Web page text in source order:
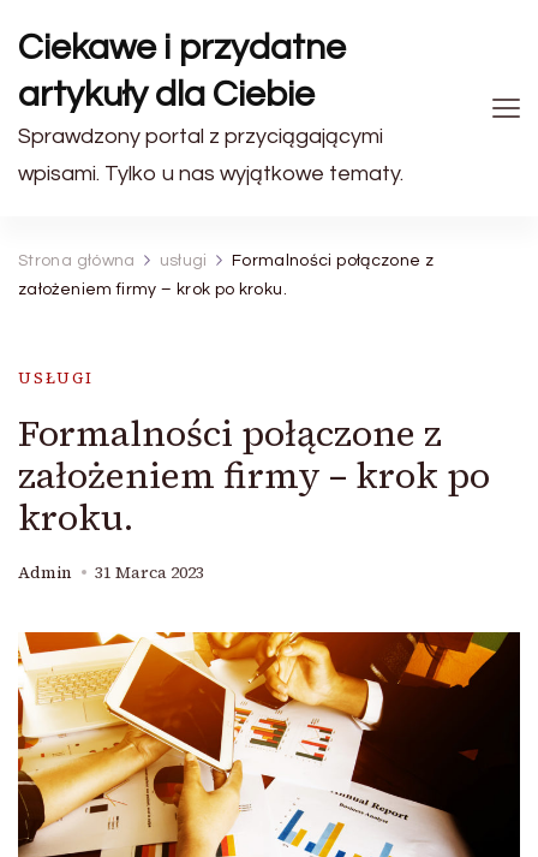
Ciekawe i przydatne
artykuły dla Ciebie
Sprawdzony portal z przyciągającymi
wpisami. Tylko u nas wyjątkowe tematy.
Strona główna usługi
Formalności połączone z
założeniem firmy – krok po kroku.
USŁUGI
Formalności połączone z
założeniem firmy – krok po
kroku.
Admin 31 Marca 2023